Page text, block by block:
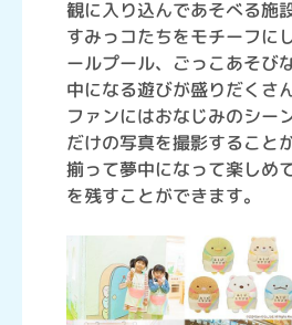
観に入り込んであそべる施
すみっコたちをモチーフに
ールプール、ごっこあそび
中になる遊びが盛りだくさん
ファンにはおなじみのシー
だけの写真を撮影すること
揃って夢中になって楽しめ
を残すことができます。